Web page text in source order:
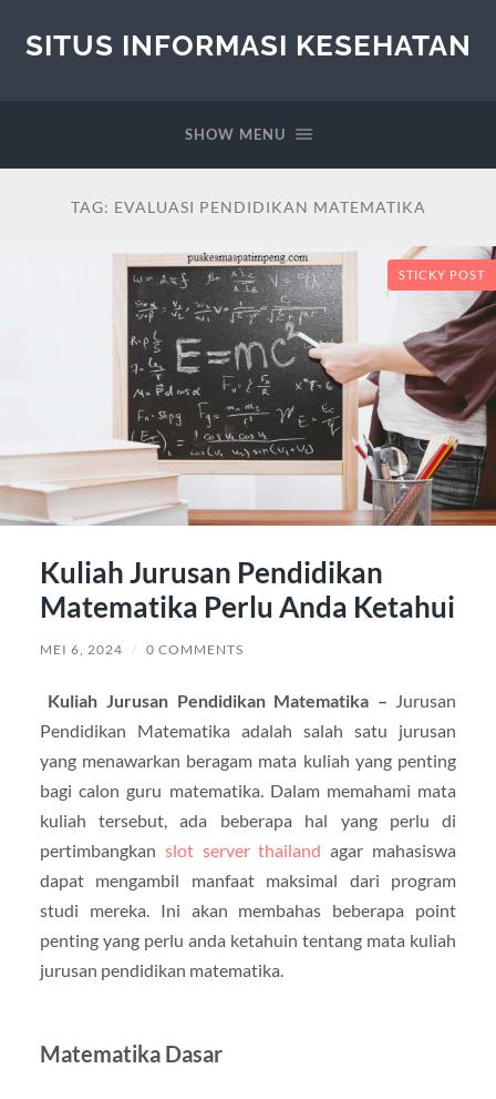
SITUS INFORMASI KESEHATAN
SHOW MENU
TAG: EVALUASI PENDIDIKAN MATEMATIKA
STICKY POST
Kuliah Jurusan Pendidikan
Matematika Perlu Anda Ketahui
MEI 6, 2024 / 0 COMMENTS
Kuliah Jurusan Pendidikan Matematika – Jurusan
Pendidikan Matematika adalah salah satu jurusan
yang menawarkan beragam mata kuliah yang penting
bagi calon guru matematika. Dalam memahami mata
kuliah tersebut, ada beberapa hal yang perlu di
pertimbangkan slot server thailand agar mahasiswa
dapat mengambil manfaat maksimal dari program
studi mereka. Ini akan membahas beberapa point
penting yang perlu anda ketahuin tentang mata kuliah
jurusan pendidikan matematika.
Matematika Dasar